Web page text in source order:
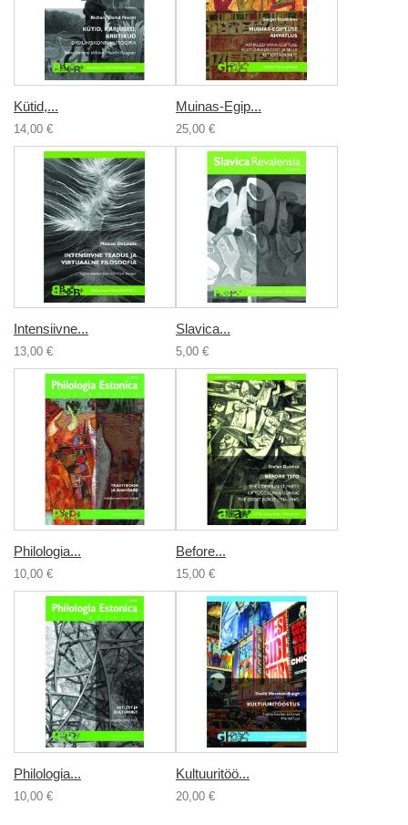
Kütid,...
14,00 €
Muinas-Egip...
25,00 €
Intensiivne...
13,00 €
Slavica...
5,00 €
Philologia...
10,00 €
Before...
15,00 €
Philologia...
10,00 €
Kultuuritöö...
20,00 €